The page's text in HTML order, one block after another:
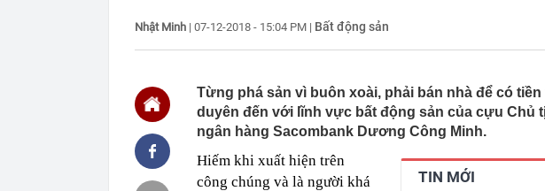
18:26
Vì sao nhiều gia đình ngày càng thích dùng
18:08
QR thanh toán xuyên biên giới - lợi thế
18:05
Vì sao bạn chăm chỉ nhưng tiền vẫn chưa
được dự báo sẽ tìm đúng hướng để bứt
Thừa kế ngôi nhà cũ, người đàn ông phát
nơi, trị giá hơn 105 tỷ đồng
18:01
Tin vui: Khách Việt đến quốc gia này có
vé tham quan, quà tặng
Nhật Minh | 07-12-2018 - 15:04 PM | Bất động sản
Từng phá sản vì buôn xoài, phải bán nhà để có
duyên đến với lĩnh vực bất động sản của cựu Chủ
ngân hàng Sacombank Dương Công Minh.
TIN MỚI
Hiếm khi xuất hiện trên
công chúng và là người khá